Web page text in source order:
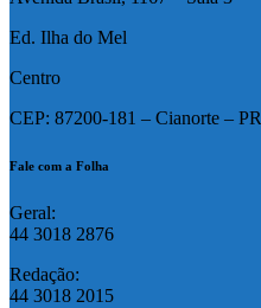
Ed. Ilha do Mel
Centro
CEP: 87200-181 – Cianorte – PR
Fale com a Folha
Geral:
44 3018 2876
Redação:
44 3018 2015